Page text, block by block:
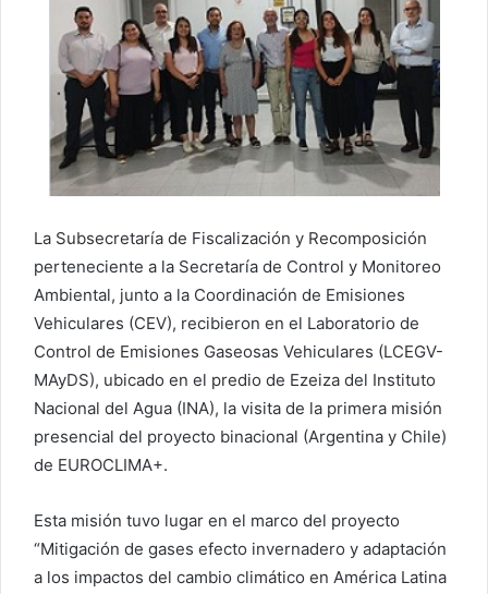
La Subsecretaría de Fiscalización y Recomposición
perteneciente a la Secretaría de Control y Monitoreo
Ambiental, junto a la Coordinación de Emisiones
Vehiculares (CEV), recibieron en el Laboratorio de
Control de Emisiones Gaseosas Vehiculares (LCEGV-
MAyDS), ubicado en el predio de Ezeiza del Instituto
Nacional del Agua (INA), la visita de la primera misión
presencial del proyecto binacional (Argentina y Chile)
de EUROCLIMA+.
Esta misión tuvo lugar en el marco del proyecto
“Mitigación de gases efecto invernadero y adaptación
a los impactos del cambio climático en América Latina